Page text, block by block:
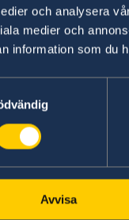
och analysera
medier och
information som du
Avvisa
SOBRE